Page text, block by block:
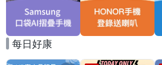
每日好康